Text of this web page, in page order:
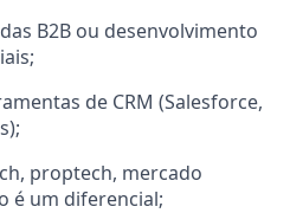
B2B ou desenvolvimento
de CRM (Salesforce,
proptech, mercado
é um diferencial;